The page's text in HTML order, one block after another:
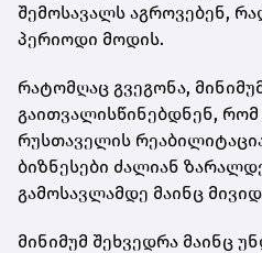
შემოსავალს აგროვებენ,
პერიოდი მოდის.
რატომღაც გვეგონა,
გაითვალისწინებდნენ,
რუსთაველის
ბიზნესები ძალიან
გამოსავლამდე მაინც
მინიმუმ შეხვედრა მაინც